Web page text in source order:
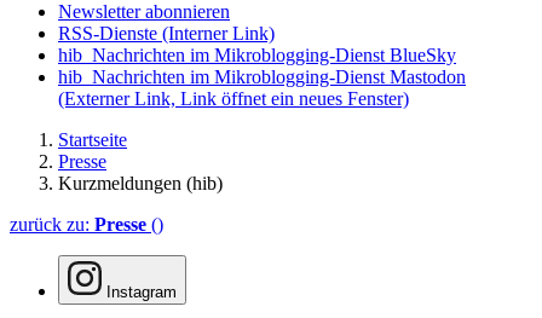
Newsletter abonnieren
RSS-Dienste (Interner Link)
hib_Nachrichten im Mikroblogging-Dienst BlueSky
hib_Nachrichten im Mikroblogging-Dienst Mastodon
(Externer Link, Link öffnet ein neues Fenster)
Startseite
Presse
Kurzmeldungen (hib)
zurück zu: Presse ()
Instagram